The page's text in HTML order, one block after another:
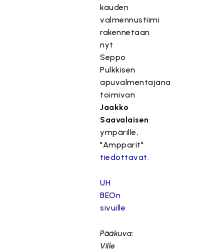
kauden
valmennustiimi
rakennetaan
nyt
Seppo
Pulkkisen
apuvalmentajana
toimivan
Jaakko
Saavalaisen
ympärille,
"Ampparit"
tiedottavat.
UH
BEOn
sivuille
Pääkuva:
Ville